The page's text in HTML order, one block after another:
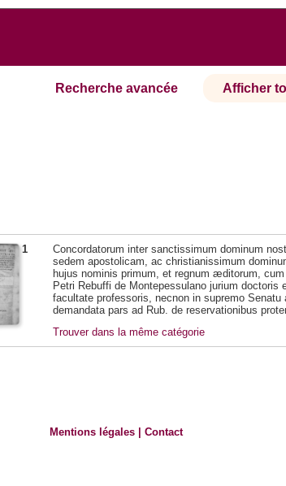
Recherche avancée Afficher
1
Concordatorum inter sanctissimum dominum
sedem apostolicam, ac christianissimum
hujus nominis primum, et regnum æditorum,
Petri Rebuffi de Montepessulano jurium doctoris
facultate professoris, necnon in supremo
demandata pars ad Rub. de reservationibus
Trouver dans la même catégorie
Mentions légales |Contact